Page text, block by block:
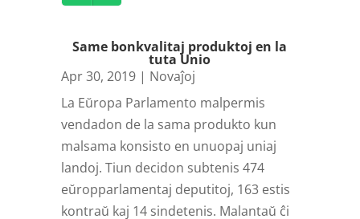
Player
Same bonkvalitaj produktoj en la
tuta Unio
Apr 30, 2019| Novaĵoj
La Eŭropa Parlamento malpermis
vendadon de la sama produkto kun
malsama konsisto en unuopaj uniaj
landoj. Tiun decidon subtenis 474
eŭropparlamentaj deputitoj, 163 estis
kontraŭ kaj 14 sindetenis. Malantaŭ ĉi